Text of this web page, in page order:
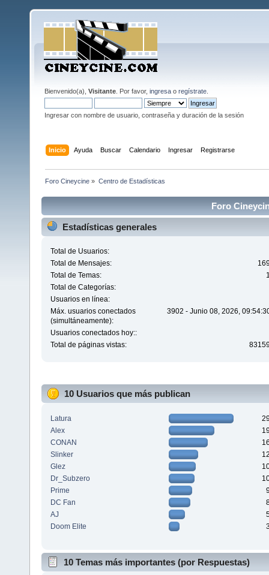
Bienvenido(a), Visitante . Por favor, ingresa o regístrate
Ingresar con nombre de usuario, contraseña y duración de la sesión
Inicio Ayuda Buscar Calendario Ingresar Registrarse
Foro Cineycine » Centro de Estadísticas
Foro
Estadísticas generales
Total de Usuarios:
Total de Mensajes:
Total de Temas:
Total de Categorías:
Usuarios en línea:
Máx. usuarios conectados
(simultáneamente):
3902 - Junio 08, 2026,
Usuarios conectados hoy::
Total de páginas vistas:
10 Usuarios que más publican
Latura
Alex
CONAN
Slinker
Glez
Dr_Subzero
Prime
DC Fan
AJ
Doom Elite
10 Temas más importantes (por Respuestas)